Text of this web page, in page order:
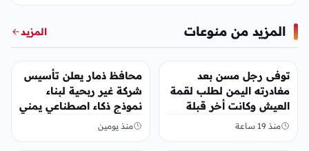
المزيد من منوعات المزيد
منوعات
توفى رجل مسن بعد
مغادرته اليمن لطلب لقمة
العيش وكانت أخر قبلة
يقدمها لإبنته
منذ 19 ساعة
منوعات
محافظ ذمار يعلن تأسيس
شركة غير ربحية لبناء
نموذج ذكاء اصطناعي يمني
منذ يومين